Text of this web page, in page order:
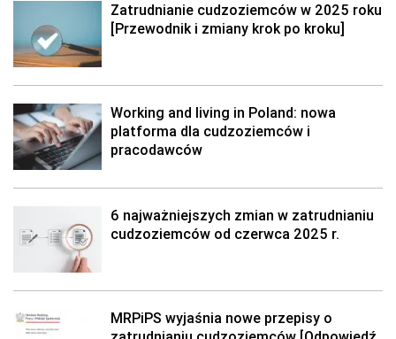
Zatrudnianie cudzoziemców w 2025 roku
[Przewodnik i zmiany krok po kroku]
Working and living in Poland: nowa
platforma dla cudzoziemców i
pracodawców
6 najważniejszych zmian w zatrudnianiu
cudzoziemców od czerwca 2025 r.
MRPiPS wyjaśnia nowe przepisy o